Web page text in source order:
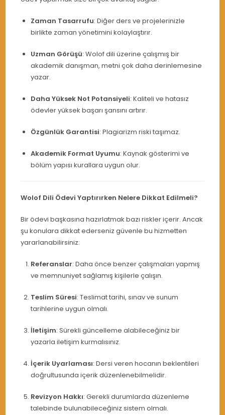
Zaman Tasarrufu: Diğer ders ve projelerinizle
birlikte zaman yönetimini kolaylaştırır.
Uzman Görüşü: Wolof dili üzerine çalışmış bir
akademik danışman, metni çok daha derinlemesine
yazar.
Daha Yüksek Not Potansiyeli: Kaliteli ve hatasız
ödevler yüksek başarı şansını artırır.
Özgünlük Garantisi: Plagiarizm riski taşımaz.
Akademik Format Uyumu: Kaynak gösterimi ve
bölüm yapısı kurallara uygun olur.
Wolof Dili Ödevi Yaptırırken Nelere Dikkat Edilmeli?
Bir ödevi başkasına hazırlatmak bazı riskler içerir. Ancak
şu konulara dikkat ederseniz güvenle bu hizmetten
yararlanabilirsiniz:
Referanslar: Daha önce benzer çalışmaları yapmış
ve memnuniyet sağlamış kişilerle çalışın.
Teslim Süresi: Teslimat tarihi, sınav ve sunum
tarihlerine uygun olmalı.
İletişim: Sürekli güncelleme alabileceğiniz bir
yazarla iletişim kurmalısınız.
İçerik Uyarlaması: Dersi veren hocanın beklentileri
doğrultusunda içerik düzenlenebilmelidir.
Revizyon Hakkı: Gerekli durumlarda düzenleme
talebinde bulunabileceğiniz sistem olmalı.